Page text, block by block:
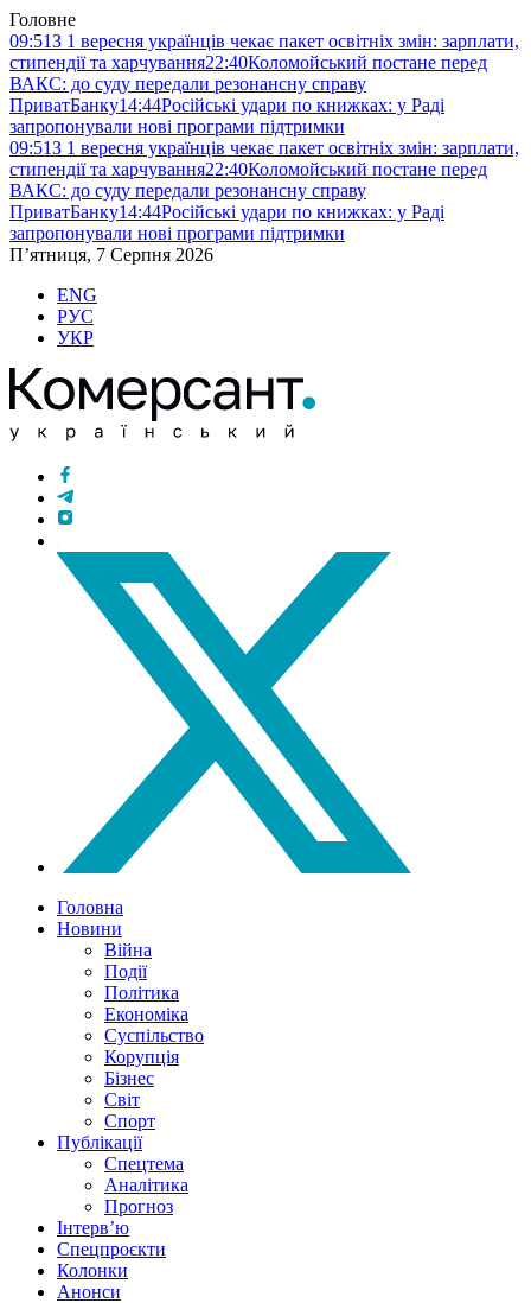
Головне
09:51З 1 вересня українців чекає пакет освітніх змін: зарплати,
стипендії та харчування22:40Коломойський постане перед
ВАКС: до суду передали резонансну справу
ПриватБанку14:44Російські удари по книжках: у Раді
запропонували нові програми підтримки
09:51З 1 вересня українців чекає пакет освітніх змін: зарплати,
стипендії та харчування22:40Коломойський постане перед
ВАКС: до суду передали резонансну справу
ПриватБанку14:44Російські удари по книжках: у Раді
запропонували нові програми підтримки
П’ятниця, 7 Серпня 2026
ENG
РУС
УКР
Головна
Новини
Війна
Події
Політика
Економіка
Суспільство
Корупція
Бізнес
Світ
Спорт
Публікації
Спецтема
Аналітика
Прогноз
Інтерв’ю
Спецпроєкти
Колонки
Анонси